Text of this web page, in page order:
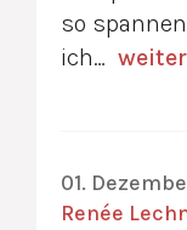
so
ich…
01.
Renée